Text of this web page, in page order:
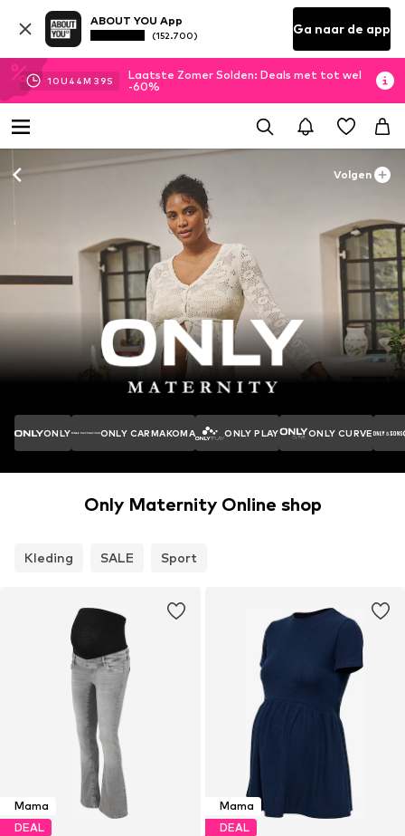
ABOUT YOU App
(152.700) Ga naar de app
10U 44M 38S
Laatste Zomer Solden: Deals met tot wel
-60%
Volgen
ONLY ONLY CARMAKOMA ONLY PLAY ONLY CURVE
Only Maternity Online shop
Kleding SALE Sport
Mama
DEAL
Mama
DEAL